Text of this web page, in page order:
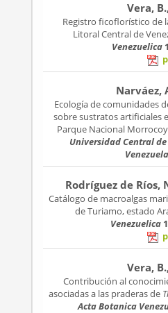
Vera,
Registro ficoflorístico de
Litoral Central de
Venezuelica
Narváez,
Ecología de comunidades
sobre sustratos artificiales
Parque Nacional
Universidad Central
Venezuela
Rodríguez de Ríos,
Catálogo de macroalgas
de Turiamo, estado
Venezuelica
Vera,
Contribución al
asociadas a las praderas de
Acta Botanica